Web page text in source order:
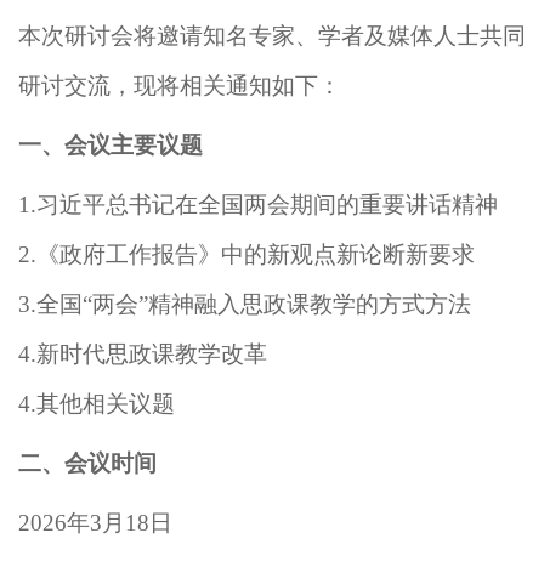
本次研讨会将邀请知名专家、学者及媒体人士共同
研讨交流，现将相关通知如下：
一、会议主要议题
1.习近平总书记在全国两会期间的重要讲话精神
2. 《政府工作报告》中的新观点新论断新要求
3.全国“两会”精神融入思政课教学的方式方法
4.新时代思政课教学改革
4.其他相关议题
二、会议时间
2026年3月18日